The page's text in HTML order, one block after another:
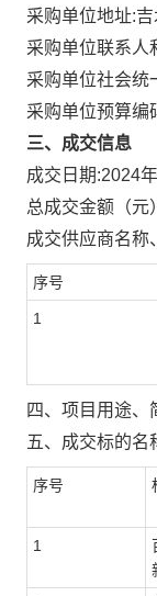
采购单位地址:
采购单位联系人
采购单位社会统
采购单位预算编
三、成交信息
成交日期:2024
总成交金额（元
成交供应商名称
序号
1
四、项目用途、
五、成交标的名
序号
1